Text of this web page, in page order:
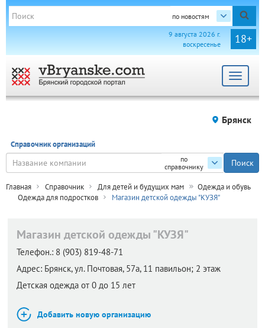
по новостям
18+
9 августа 2026 г.
воскресенье
Toggle
Брянск
Справочник организаций
по
справочнику
Главная Справочник Для детей и будущих мам
Одежда и обувь
Одежда для подростков
Магазин детской одежды "КУЗЯ"
Магазин детской одежды "КУЗЯ"
Телефон.: 8 (903) 819-48-71
Адрес: Брянск,ул. Почтовая, 57а​, 11 павильон; 2 этаж
Детская одежда от 0 до 15 лет
Добавить новую организацию